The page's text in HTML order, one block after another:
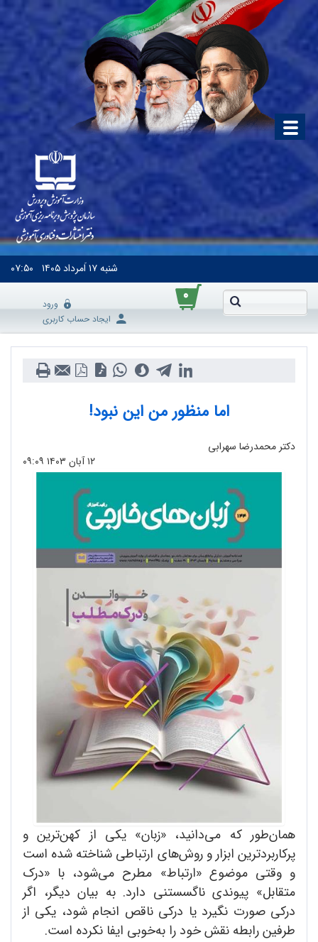
شنبه۱۷ اَمرداد ۱۴۰۵ ۰۷:۵۰
۰
ورود
ایجاد حساب کاربری
اما منظور من این نبود!
دکتر محمدرضا سهرابی
۱۲ آبان ۱۴۰۳
۰۹:۰۹
همان‌طور که می‌دانید، «زبان» یکی از کهن‌ترین و
پرکاربردترین ابزار و روش‌های ارتباطی شناخته شده است
و وقتی موضوع «ارتباط» مطرح می‌شود، با «درک
متقابل» پیوندی ناگسستنی دارد. به بیان دیگر، اگر
درکی صورت نگیرد یا درکی ناقص انجام شود، یکی از
طرفین رابطه نقش خود را به‌خوبی ایفا نکرده است.